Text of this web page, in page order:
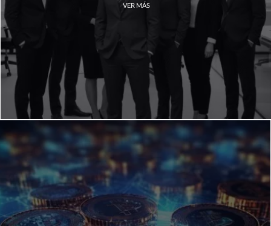
VER MÁS